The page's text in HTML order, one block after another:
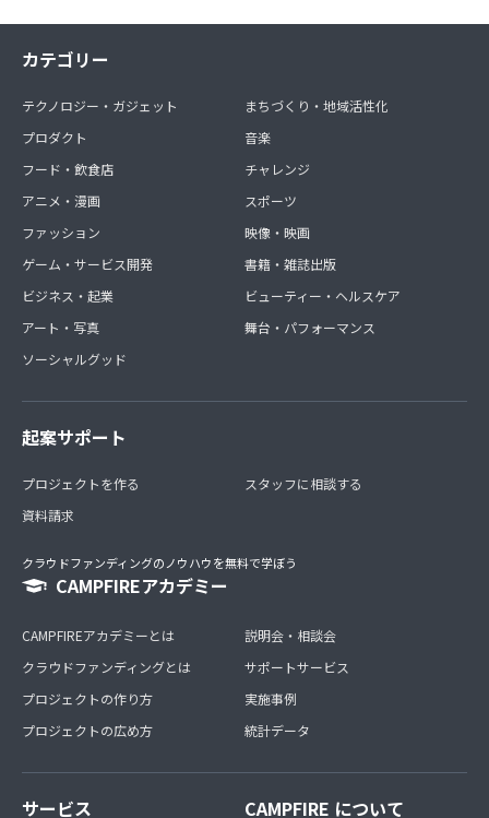
カテゴリー
テクノロジー・ガジェット
プロダクト
フード・飲食店
アニメ・漫画
ファッション
ゲーム・サービス開発
ビジネス・起業
アート・写真
ソーシャルグッド
まちづくり・地域活性化
音楽
チャレンジ
スポーツ
映像・映画
書籍・雑誌出版
ビューティー・ヘルスケア
舞台・パフォーマンス
起案サポート
プロジェクトを作る
資料請求
スタッフに相談する
クラウドファンディングのノウハウを無料で学ぼう
CAMPFIREアカデミー
CAMPFIREアカデミーとは
クラウドファンディングとは
プロジェクトの作り方
プロジェクトの広め方
説明会・相談会
サポートサービス
実施事例
統計データ
サービス CAMPFIRE について